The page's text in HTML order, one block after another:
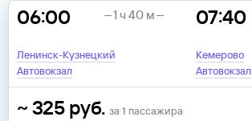
06:00
Ленинск-Кузнецкий
Автовокзал
07:40
Кемерово
Автовокзал
1 ч 40 м
~325 руб. за 1 пассажира